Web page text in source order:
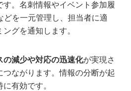
す。名刺情報やイベント参加履
どを一元管理し、担当者に適
グを通知します。
の減少や対応の迅速化が実現さ
つながります。情報の分断が起
有効です。